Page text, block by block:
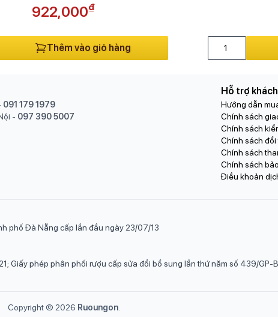
922,000₫
Thêm vào giỏ hàng
091 179 1979
- 097 390 5007
Hỗ trợ
Hướng dẫn
Chính sách
Chính sách
Chính sách đổi
Chính sách
Chính sách
Điều khoản
phố Đà Nẵng cấp lần đầu ngày 23/07/13
Giấy phép phân phối rượu cấp sửa đổi bổ sung lần thứ năm số 439/GP-
Copyright © 2026 Ruoungon.